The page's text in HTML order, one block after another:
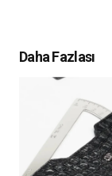
Daha Fazlası